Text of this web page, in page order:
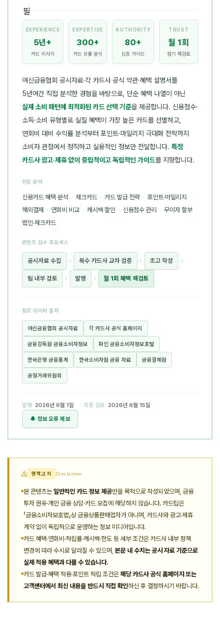
EXPERIENCE
5년+
카드 리서치
EXPERTISE
300+
카드 상품 분석
AUTHORITY
80+
심층 가이드
TRUST
월 1회
정기 재검토
여신금융협회 공시자료·각 카드사 공식 약관·혜택 설명서를
5년여간 직접 분석한 경험을 바탕으로, 단순 혜택 나열이 아닌
실제 소비 패턴에 최적화된 카드 선택 기준을 제공합니다. 신용점수·
소득·소비 유형별로 실질 혜택이 가장 높은 카드를 선별하고,
연회비 대비 수익률 분석부터 포인트·마일리지 극대화 전략까지
소비자 관점에서 정직하고 실용적인 정보만 전달합니다. 특정
카드사 광고·제휴 없이 중립적이고 독립적인 가이드를 지향합니다.
전문 분야
신용카드 혜택 분석 · 체크카드 · 카드 발급 전략 · 포인트·마일리지 ·
해외결제 · 연회비 비교 · 캐시백·할인 · 신용점수 관리 · 무이자 할부 ·
법인·체크카드
콘텐츠 검수 프로세스
공시자료 수집 › 복수 카드사 교차 검증 › 초고 작성 ›
팀 내부 검토 › 발행 › 월 1회 혜택 재검토
참조 데이터 출처
여신금융협회 공시자료 각 카드사 공식 홈페이지
금융감독원 금융소비자정보 파인 금융소비자정보포털
한국은행 금융통계 한국소비자원 금융 자료 금융결제원
공정거래위원회
발행 2026년 6월 1일 · 최종 검토
2026년 6월 15일
🔔 정보 오류 제보
면책고지 Disclaimer
본 콘텐츠는 일반적인 카드 정보 제공만을 목적으로 작성되었으며, 금융
투자 권유·개인 금융 상담·카드 모집에 해당하지 않습니다. 카드팁은
「금융소비자보호법」상 금융상품판매업자가 아니며, 카드사와 광고·제휴
계약 없이 독립적으로 운영하는 정보 미디어입니다.
카드 혜택·연회비·적립률·캐시백·한도 등 세부 조건은 카드사 내부 정책
변경에 따라 수시로 달라질 수 있으며,본문 내 수치는 공시 자료 기준으로
실제 적용 혜택과 다를 수 있습니다.
카드 발급·혜택 적용·포인트 적립 조건은 해당 카드사 공식 홈페이지 또는
고객센터에서 최신 내용을 반드시 직접 확인하신 후 결정하시기 바랍니다.